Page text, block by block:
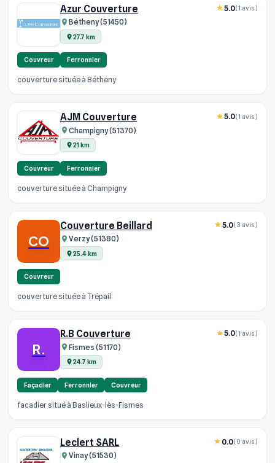
Azur Couverture
Bétheny (51450)
27.7 km
5.0(1 avis)
Couvreur Ferronnier
couverture située à Bétheny
AJM Couverture
Champigny (51370)
21 km
5.0(1 avis)
Couvreur Ferronnier
couverture située à Champigny
CO
Couverture Beillard
Verzy (51380)
25.4 km
5.0(3 avis)
Couvreur
couverture située à Trépail
R.
R.B Couverture
Fismes (51170)
24.7 km
5.0(1 avis)
Façadier Ferronnier Couvreur
facadier situé à Baslieux-lès-Fismes
Leclert SARL
Vinay (51530)
0.0(0 avis)